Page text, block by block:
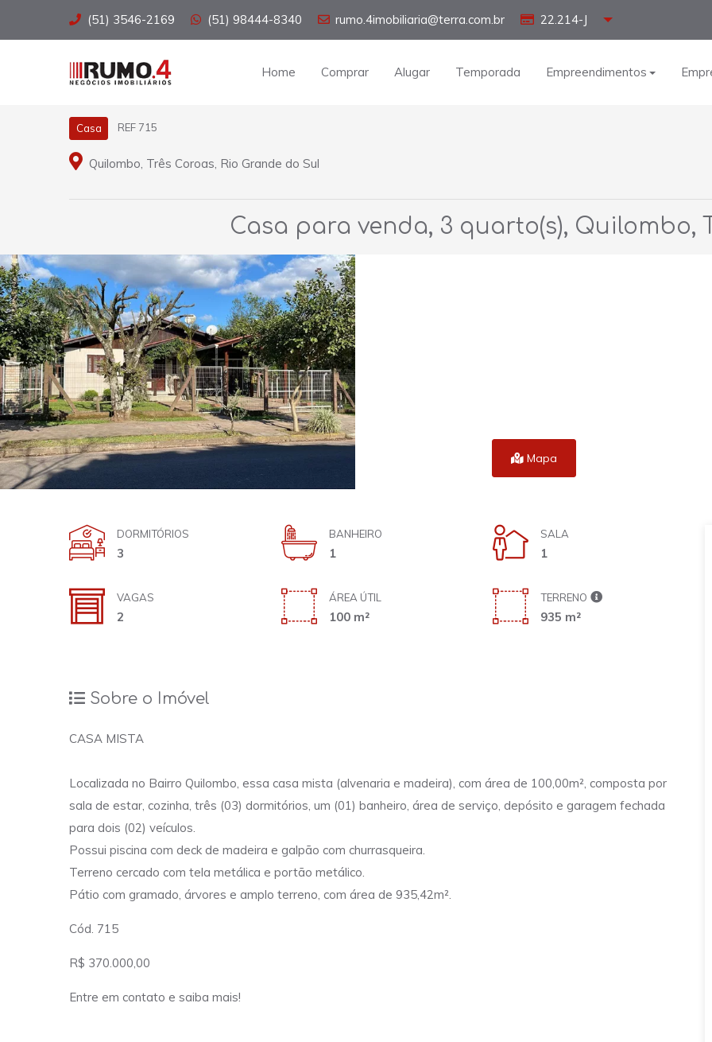
(51) 3546-2169 (51) 98444-8340 rumo.4imobiliaria@terra.com.br 22.214-J
Home Comprar Alugar Temporada Empreendimentos
Casa REF 715
Quilombo, Três Coroas, Rio Grande do Sul
Casa para venda, 3 quarto(s), Quilombo,
Mapa
DORMITÓRIOS
3
BANHEIRO
1
SALA
1
VAGAS
2
ÁREA ÚTIL
100 m²
TERRENO
935 m²
Sobre o Imóvel
CASA MISTA
Localizada no Bairro Quilombo, essa casa mista (alvenaria e madeira), com área de 100,00m², composta por
sala de estar, cozinha, três (03) dormitórios, um (01) banheiro, área de serviço, depósito e garagem fechada
para dois (02) veículos.
Possui piscina com deck de madeira e galpão com churrasqueira.
Terreno cercado com tela metálica e portão metálico.
Pátio com gramado, árvores e amplo terreno, com área de 935,42m².
Cód. 715
R$ 370.000,00
Entre em contato e saiba mais!